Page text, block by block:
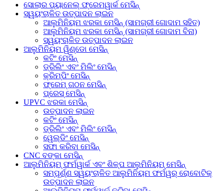
ସୋଲାର ପ୍ୟାନେଲ୍ ଫ୍ରେମୱାର୍କ ମେସିନ୍
ସ୍ୱୟଂଚାଳିତ ଉତ୍ପାଦନ ଲାଇନ
ଆଲୁମିନିୟମ ଝରକା ମେସିନ୍ (ସାମଗ୍ରୀ ଗୋଦାମ ସହିତ)
ଆଲୁମିନିୟମ ଝରକା ମେସିନ୍ (ସାମଗ୍ରୀ ଗୋଦାମ ବିନା)
ସ୍ୱୟଂଚାଳିତ ଉତ୍ପାଦନ ଲାଇନ
ଆଲୁମିନିୟମ ୱିଣ୍ଡୋ ମେସିନ୍
କଟିଂ ମେସିନ୍
ଡ୍ରିଲିଂ ଏବଂ ମିଲିଂ ମେସିନ୍
କ୍ରିମ୍ପିଂ ମେସିନ୍
ଫ୍ରେମ୍ ଗଠନ ମେସିନ୍
ପ୍ରେସ୍ ମେସିନ୍
UPVC ଝରକା ମେସିନ୍
ଉତ୍ପାଦନ ଲାଇନ
କଟିଂ ମେସିନ୍
ଡ୍ରିଲିଂ ଏବଂ ମିଲିଂ ମେସିନ୍
ୱେଲ୍ଡିଂ ମେସିନ୍
ସଫା କରିବା ମେସିନ୍
CNC ବଙ୍କା ମେସିନ୍
ଆଲୁମିନିୟମ୍ ଫର୍ମୱାର୍କ ଏବଂ ଶିଳ୍ପ ଆଲୁମିନିୟମ୍ ମେସିନ୍
ସମ୍ପୂର୍ଣ୍ଣ ସ୍ୱୟଂଚାଳିତ ଆଲୁମିନିୟମ ଫର୍ମୱର୍ ରୋବୋଟିକ୍
ଉତ୍ପାଦନ ଲାଇନ